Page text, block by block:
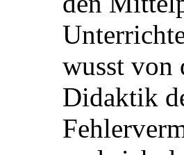
wusst von
Didaktik